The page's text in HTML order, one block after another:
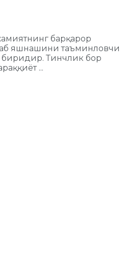
барқарор
яшнашини таъминловчи
биридир. Тинчлик бор
...